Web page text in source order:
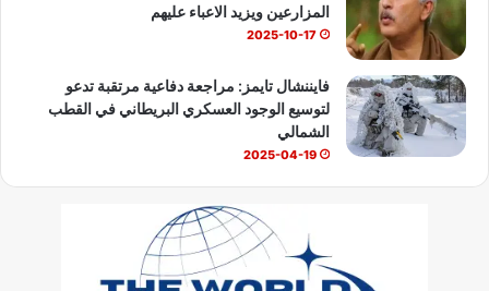
المزارعين ويزيد الاعباء عليهم
2025-10-17
فايننشال تايمز: مراجعة دفاعية مرتقبة تدعو
لتوسيع الوجود العسكري البريطاني في القطب
الشمالي
2025-04-19